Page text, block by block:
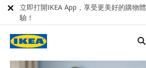
立即打開IKEA App，享受更美好的購物體
驗！